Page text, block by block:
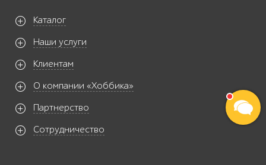
Каталог
Наши услуги
Клиентам
О компании «Хоббика»
Партнерство
Сотрудничество